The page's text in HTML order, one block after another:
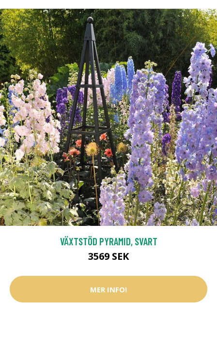
VÄXTSTÖD PYRAMID, SVART
3569 SEK
MER INFO!